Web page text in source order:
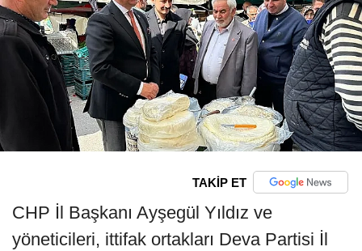
TAKİP ET
CHP İl Başkanı Ayşegül Yıldız ve
yöneticileri, ittifak ortakları Deva Partisi İl